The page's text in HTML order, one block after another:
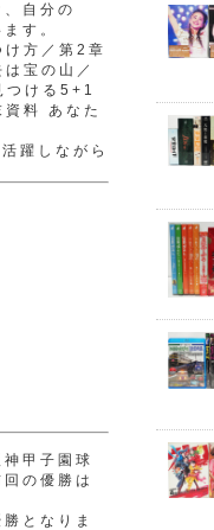
自分の
す。
方／第2章
宝の山／
つける5+1
料 あなた
躍しながら
甲子園球
の優勝は
となりま